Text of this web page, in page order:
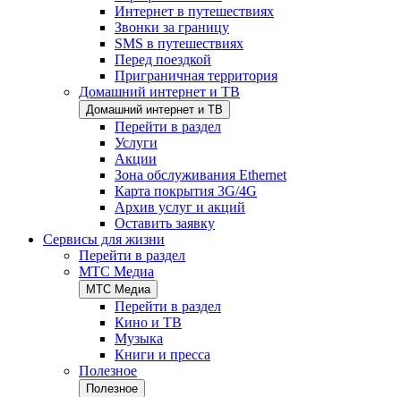
Интернет в путешествиях
Звонки за границу
SMS в путешествиях
Перед поездкой
Приграничная территория
Домашний интернет и ТВ
Домашний интернет и ТВ
Перейти в раздел
Услуги
Акции
Зона обслуживания Ethernet
Карта покрытия 3G/4G
Архив услуг и акций
Оставить заявку
Сервисы для жизни
Перейти в раздел
МТС Медиа
МТС Медиа
Перейти в раздел
Кино и ТВ
Музыка
Книги и пресса
Полезное
Полезное